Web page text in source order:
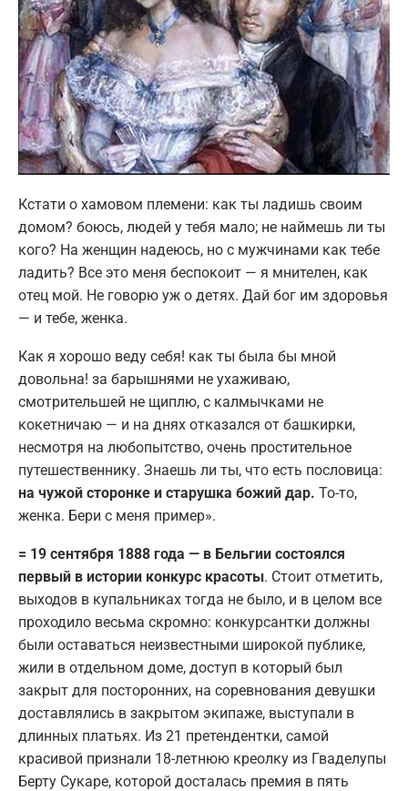
Кстати о хамовом племени: как ты ладишь своим
домом? боюсь, людей у тебя мало; не наймешь ли ты
кого? На женщин надеюсь, но с мужчинами как тебе
ладить? Все это меня беспокоит — я мнителен, как
отец мой. Не говорю уж о детях. Дай бог им здоровья
— и тебе, женка.
Как я хорошо веду себя! как ты была бы мной
довольна! за барышнями не ухаживаю,
смотрительшей не щиплю, с калмычками не
кокетничаю — и на днях отказался от башкирки,
несмотря на любопытство, очень простительное
путешественнику. Знаешь ли ты, что есть пословица:
на чужой сторонке и старушка божий дар. То-то,
женка. Бери с меня пример».
= 19 сентября 1888 года — в Бельгии состоялся
первый в истории конкурс красоты. Стоит отметить,
выходов в купальниках тогда не было, и в целом все
проходило весьма скромно: конкурсантки должны
были оставаться неизвестными широкой публике,
жили в отдельном доме, доступ в который был
закрыт для посторонних, на соревнования девушки
доставлялись в закрытом экипаже, выступали в
длинных платьях. Из 21 претендентки, самой
красивой признали 18-летнюю креолку из Гваделупы
Берту Сукаре, которой досталась премия в пять